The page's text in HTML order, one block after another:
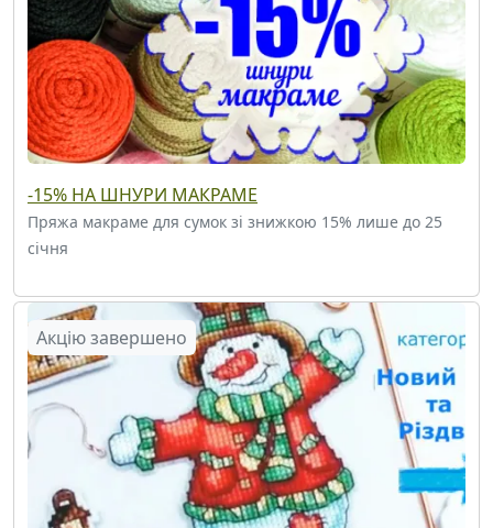
-15% НА ШНУРИ МАКРАМЕ
Пряжа макраме для сумок зі знижкою 15% лише до 25
січня
Акцію завершено